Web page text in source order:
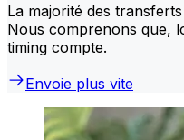
La majorité des
Nous comprenons que,
timing compte.
Envoie plus vite